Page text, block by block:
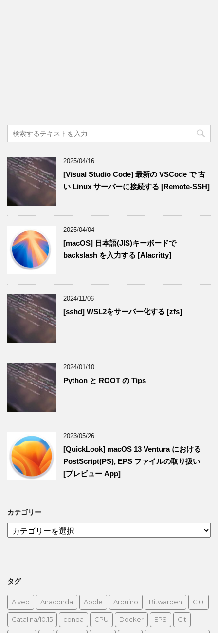
2025/04/16
[Visual Studio Code] 最新の VSCode で 古
い Linux サーバーに接続する [Remote-SSH]
2025/04/04
[macOS] 日本語(JIS)キーボードで
backslash を入力する [Alacritty]
2024/11/06
[sshd] WSL2をサーバー化する [zfs]
2024/01/10
Python と ROOT の Tips
2023/05/26
[QuickLook] macOS 13 Ventura における
PostScript(PS), EPS ファイルの取り扱い
[プレビュー App]
カテゴリー
テ
タグ
Alveo Anaconda Apple Arduino Bitwarden C++
Catalina/10.15 conda CPU Docker EPS Git